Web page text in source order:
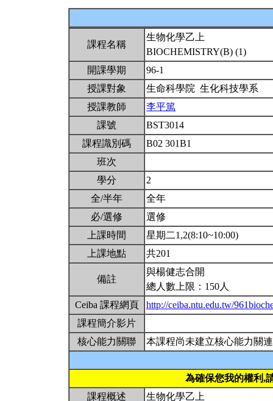
課程名稱
生物化學乙上
BIOCHEMISTRY(B) (1)
開課學期
96-1
授課對象
生命科學院 生化科技學系
授課教師
李平篤
課號
BST3014
課程識別碼
B02 301B1
班次
學分
2
全/半年
全年
必/選修
選修
上課時間
星期二1,2(8:10~10:00)
上課地點
共201
備註
與楊健志合開
總人數上限：150人
Ceiba 課程網頁
http://ceiba.ntu.edu.tw/
課程簡介影片
核心能力關聯
本課程尚未建立核心能力關連
為確保您我的權利,
課程概述
生物化學乙上